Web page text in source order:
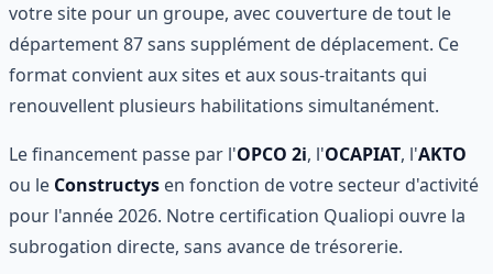
votre site pour un groupe, avec couverture de tout le
département 87 sans supplément de déplacement. Ce
format convient aux sites et aux sous-traitants qui
renouvellent plusieurs habilitations simultanément.
Le financement passe par l'OPCO 2i, l'OCAPIAT, l'AKTO
ou le Constructys en fonction de votre secteur d'activité
pour l'année 2026. Notre certification Qualiopi ouvre la
subrogation directe, sans avance de trésorerie.